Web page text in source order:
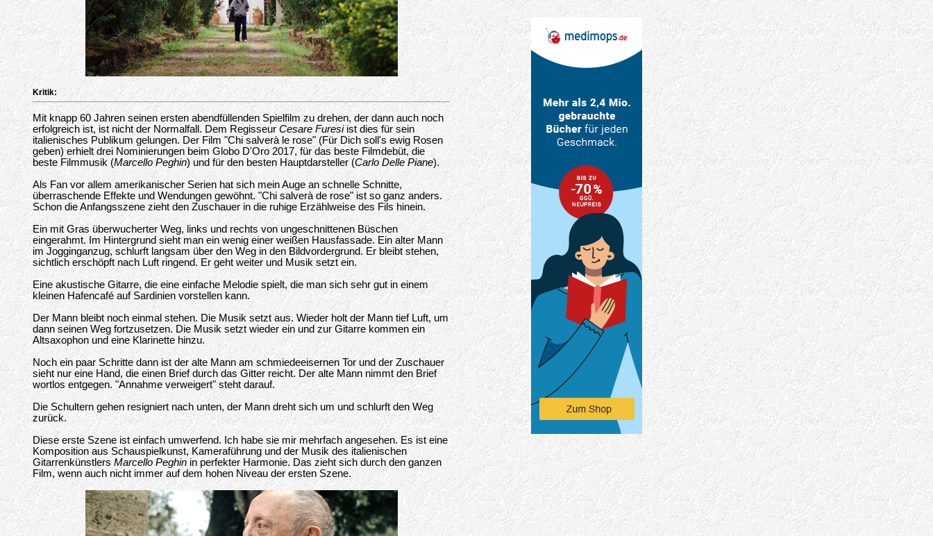
Kritik:
Mit knapp 60 Jahren seinen ersten abendfüllenden Spielfilm zu drehen, der dann auch noch
erfolgreich ist, ist nicht der Normalfall. Dem Regisseur Cesare Furesiist dies für sein
italienisches Publikum gelungen. Der Film "Chi salverà le rose" (Für Dich soll's ewig Rosen
geben) erhielt drei Nominierungen beim Globo D'Oro 2017, für das beste Filmdebüt, die
beste Filmmusik (Marcello Peghin) und für den besten Hauptdarsteller (Carlo Delle Piane).
Als Fan vor allem amerikanischer Serien hat sich mein Auge an schnelle Schnitte,
überraschende Effekte und Wendungen gewöhnt. "Chi salverà de rose" ist so ganz anders.
Schon die Anfangsszene zieht den Zuschauer in die ruhige Erzählweise des Fils hinein.
Ein mit Gras überwucherter Weg, links und rechts von ungeschnittenen Büschen
eingerahmt. Im Hintergrund sieht man ein wenig einer weißen Hausfassade. Ein alter Mann
im Jogginganzug, schlurft langsam über den Weg in den Bildvordergrund. Er bleibt stehen,
sichtlich erschöpft nach Luft ringend. Er geht weiter und Musik setzt ein.
Eine akustische Gitarre, die eine einfache Melodie spielt, die man sich sehr gut in einem
kleinen Hafencafé auf Sardinien vorstellen kann.
Der Mann bleibt noch einmal stehen. Die Musik setzt aus. Wieder holt der Mann tief Luft, um
dann seinen Weg fortzusetzen. Die Musik setzt wieder ein und zur Gitarre kommen ein
Altsaxophon und eine Klarinette hinzu.
Noch ein paar Schritte dann ist der alte Mann am schmiedeeisernen Tor und der Zuschauer
sieht nur eine Hand, die einen Brief durch das Gitter reicht. Der alte Mann nimmt den Brief
wortlos entgegen. "Annahme verweigert" steht darauf.
Die Schultern gehen resigniert nach unten, der Mann dreht sich um und schlurft den Weg
zurück.
Diese erste Szene ist einfach umwerfend. Ich habe sie mir mehrfach angesehen. Es ist eine
Komposition aus Schauspielkunst, Kameraführung und der Musik des italienischen
Gitarrenkünstlers Marcello Peghin in perfekter Harmonie. Das zieht sich durch den ganzen
Film, wenn auch nicht immer auf dem hohen Niveau der ersten Szene.